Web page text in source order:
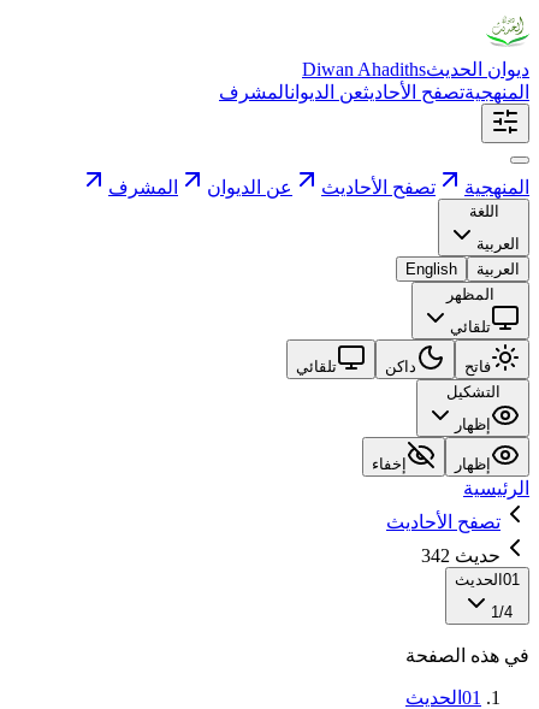
ديوان الحديثDiwan Ahadiths
المنهجيةتصفح الأحاديثعن الديوانالمشرف
المنهجية تصفح الأحاديث عن الديوان المشرف
اللغة
العربية
العربية
English
المظهر
تلقائي
فاتح داكن
تلقائي
التشكيل
إظهار
إظهار إخفاء
الرئيسية
تصفح الأحاديث
حديث 342
01 الحديث
1/4
في هذه الصفحة
01 الحديث